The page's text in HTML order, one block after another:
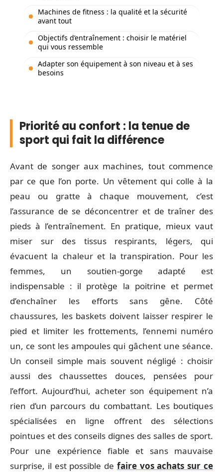
Machines de fitness : la qualité et la sécurité
avant tout
Objectifs d’entraînement : choisir le matériel
qui vous ressemble
Adapter son équipement à son niveau et à ses
besoins
Priorité au confort : la tenue de
sport qui fait la différence
Avant de songer aux machines, tout commence
par ce que l’on porte. Un vêtement qui colle à la
peau ou gratte à chaque mouvement, c’est
l’assurance de se déconcentrer et de traîner des
pieds à l’entraînement. En pratique, mieux vaut
miser sur des tissus respirants, légers, qui
évacuent la chaleur et la transpiration. Pour les
femmes, un soutien-gorge adapté est
indispensable : il protège la poitrine et permet
d’enchaîner les efforts sans gêne. Côté
chaussures, les baskets doivent laisser respirer le
pied et limiter les frottements, l’ennemi numéro
un, ce sont les ampoules qui gâchent une séance.
Un conseil simple mais souvent négligé : choisir
aussi des chaussettes douces, pensées pour
l’effort. Aujourd’hui, acheter son équipement n’a
rien d’un parcours du combattant. Les boutiques
spécialisées en ligne offrent des sélections
pointues et des conseils dignes des salles de sport.
Pour une expérience fiable et sans mauvaise
surprise, il est possible de faire vos achats sur ce